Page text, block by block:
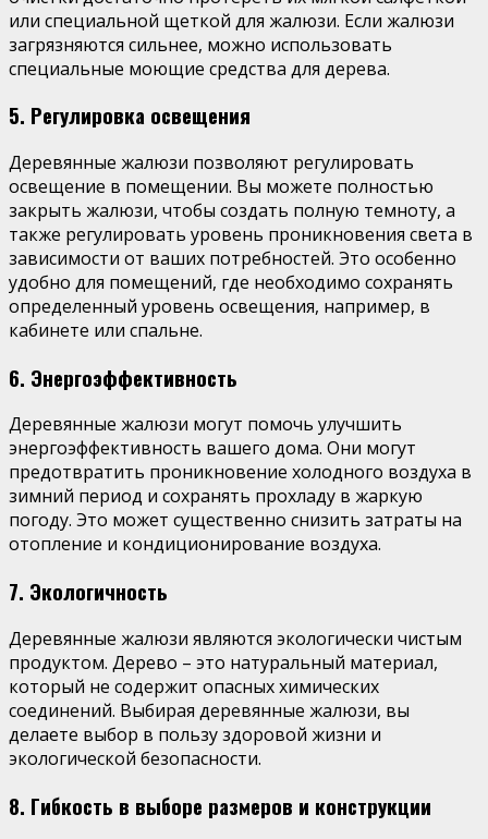
или специальной щеткой для жалюзи. Если жалюзи
загрязняются сильнее, можно использовать
специальные моющие средства для дерева.
5. Регулировка освещения
Деревянные жалюзи позволяют регулировать
освещение в помещении. Вы можете полностью
закрыть жалюзи, чтобы создать полную темноту, а
также регулировать уровень проникновения света в
зависимости от ваших потребностей. Это особенно
удобно для помещений, где необходимо сохранять
определенный уровень освещения, например, в
кабинете или спальне.
6. Энергоэффективность
Деревянные жалюзи могут помочь улучшить
энергоэффективность вашего дома. Они могут
предотвратить проникновение холодного воздуха в
зимний период и сохранять прохладу в жаркую
погоду. Это может существенно снизить затраты на
отопление и кондиционирование воздуха.
7. Экологичность
Деревянные жалюзи являются экологически чистым
продуктом. Дерево – это натуральный материал,
который не содержит опасных химических
соединений. Выбирая деревянные жалюзи, вы
делаете выбор в пользу здоровой жизни и
экологической безопасности.
8. Гибкость в выборе размеров и конструкции